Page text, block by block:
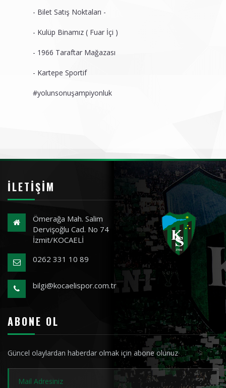
- Bilet Satış Noktaları -
- Kulüp Binamız ( Fuar İçi )
- 1966 Taraftar Mağazası
- Kartepe Sportif
#yolunsonuşampiyonluk
İLETIŞIM
Ömerağa Mah. Salim
Dervişoğlu Cad. No 74
İzmit/KOCAELİ
0262 331 10 89
bilgi@kocaelispor.com.tr
ABONE OL
Güncel olaylardan haberdar olmak için abone olunuz